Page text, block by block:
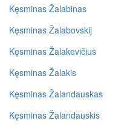
Kęsminas Žalabinas
Kęsminas Žalabovskij
Kęsminas Žalakevičius
Kęsminas Žalakis
Kęsminas Žalandauskas
Kęsminas Žalandauskis